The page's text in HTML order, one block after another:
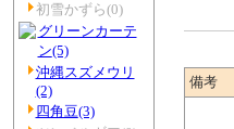
初雪かずら(0)
グリーンカーテ
ン(5)
沖縄スズメウリ
(2)
四角豆(3)
備考